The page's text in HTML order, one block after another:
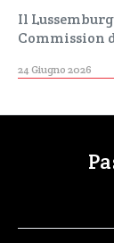
Il
Commission
24 Giugno 2026